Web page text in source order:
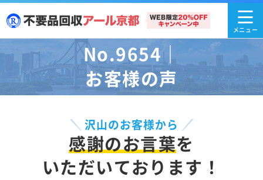
No.9654｜
お客様の声
沢山のお客様から
感謝のお言葉を
いただいております！